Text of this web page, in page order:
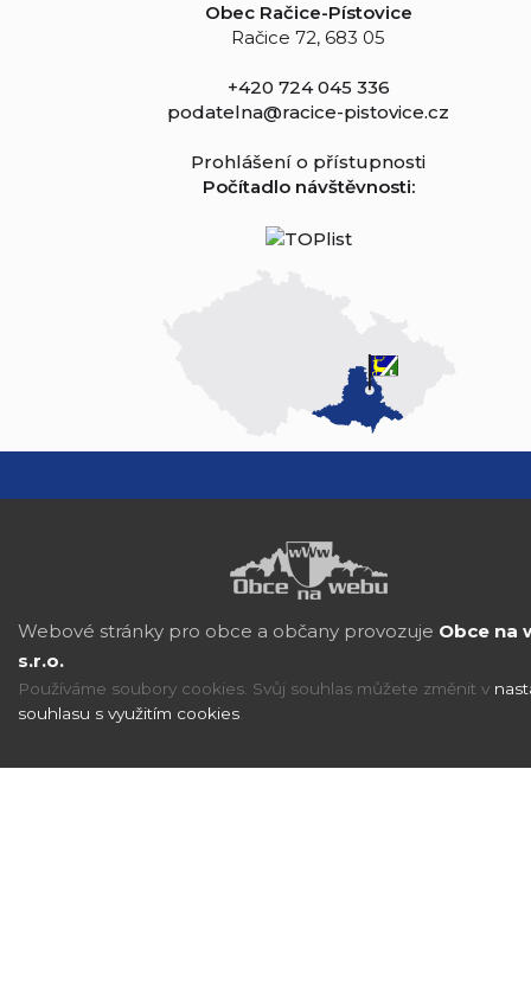
Obec Račice-Pístovice
Račice 72, 683 05
+420 724 045 336
podatelna@racice-pistovice.cz
Prohlášení o přístupnosti
Počítadlo návštěvnosti:
Webové stránky pro obce a občany provozuje Obce na
s.r.o.
Používáme soubory cookies. Svůj souhlas můžete změnit v
souhlasu s využitím cookies